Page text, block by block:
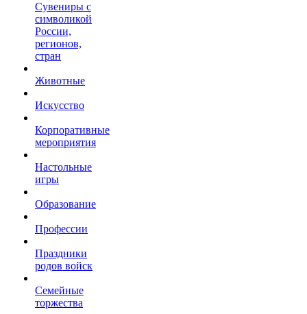
Сувениры с
символикой
России,
регионов,
стран
Животные
Искусство
Корпоративные
мероприятия
Настольные
игры
Образование
Профессии
Праздники
родов войск
Семейные
торжества